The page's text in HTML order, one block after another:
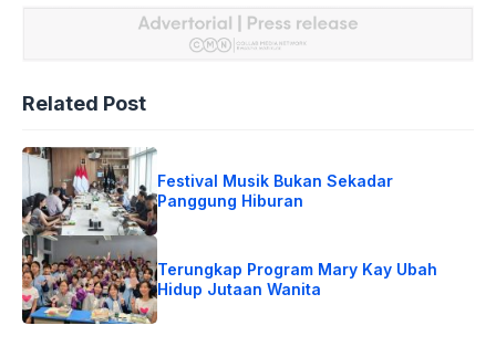
Related Post
Festival Musik Bukan Sekadar
Panggung Hiburan
Terungkap Program Mary Kay Ubah
Hidup Jutaan Wanita